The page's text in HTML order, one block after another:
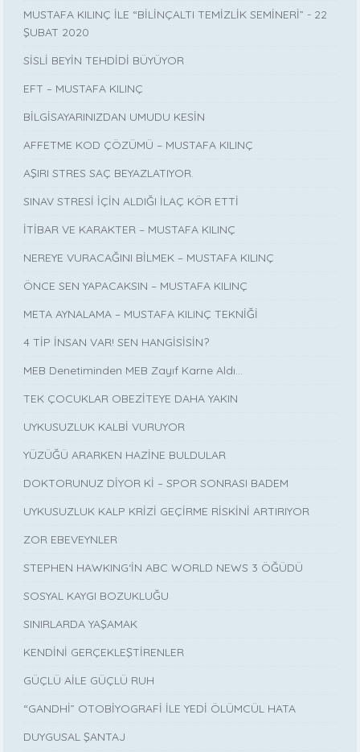
MUSTAFA KILINÇ İLE “BİLİNÇALTI TEMİZLİK SEMİNERİ” - 22
ŞUBAT 2020
SİSLİ BEYİN TEHDİDİ BÜYÜYOR
EFT – MUSTAFA KILINÇ
BİLGİSAYARINIZDAN UMUDU KESİN
AFFETME KOD ÇÖZÜMÜ – MUSTAFA KILINÇ
AŞIRI STRES SAÇ BEYAZLATIYOR.
SINAV STRESİ İÇİN ALDIĞI İLAÇ KÖR ETTİ
İTİBAR VE KARAKTER – MUSTAFA KILINÇ
NEREYE VURACAĞINI BİLMEK – MUSTAFA KILINÇ
ÖNCE SEN YAPACAKSIN – MUSTAFA KILINÇ
META AYNALAMA – MUSTAFA KILINÇ TEKNİĞİ
4 TİP İNSAN VAR! SEN HANGİSİSİN?
MEB Denetiminden MEB Zayıf Karne Aldı…
TEK ÇOCUKLAR OBEZİTEYE DAHA YAKIN
UYKUSUZLUK KALBİ VURUYOR
YÜZÜĞÜ ARARKEN HAZİNE BULDULAR
DOKTORUNUZ DİYOR Kİ – SPOR SONRASI BADEM
UYKUSUZLUK KALP KRİZİ GEÇİRME RİSKİNİ ARTIRIYOR
ZOR EBEVEYNLER
STEPHEN HAWKING‘İN ABC WORLD NEWS 3 ÖĞÜDÜ
SOSYAL KAYGI BOZUKLUĞU
SINIRLARDA YAŞAMAK
KENDİNİ GERÇEKLEŞTİRENLER
GÜÇLÜ AİLE GÜÇLÜ RUH
“GANDHİ” OTOBİYOGRAFİ İLE YEDİ ÖLÜMCÜL HATA
DUYGUSAL ŞANTAJ